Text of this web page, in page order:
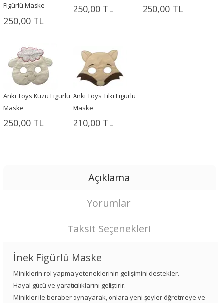
Figürlü Maske
250,00 TL
250,00 TL 250,00 TL
Anki Toys Kuzu Figürlü
Maske
250,00 TL
Anki Toys Tilki Figürlü
Maske
210,00 TL
Açıklama
Yorumlar
Taksit Seçenekleri
İnek Figürlü Maske
Miniklerin rol yapma yeteneklerinin gelişimini destekler.
Hayal gücü ve yaratıcılıklarını geliştirir.
Minikler ile beraber oynayarak, onlara yeni şeyler öğretmeye ve